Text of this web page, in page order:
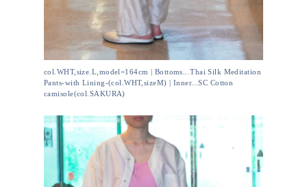
col.WHT,size.L,model=164cm | Bottoms...Thai Silk Meditation
Pants-with Lining-(col.WHT,sizeM) | Inner...SC Cotton
camisole(col.SAKURA)